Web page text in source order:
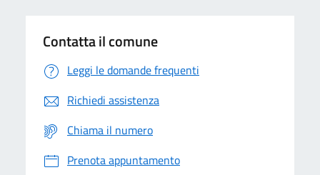
Contatta il comune
Leggi le domande frequenti
Richiedi assistenza
Chiama il numero
Prenota appuntamento